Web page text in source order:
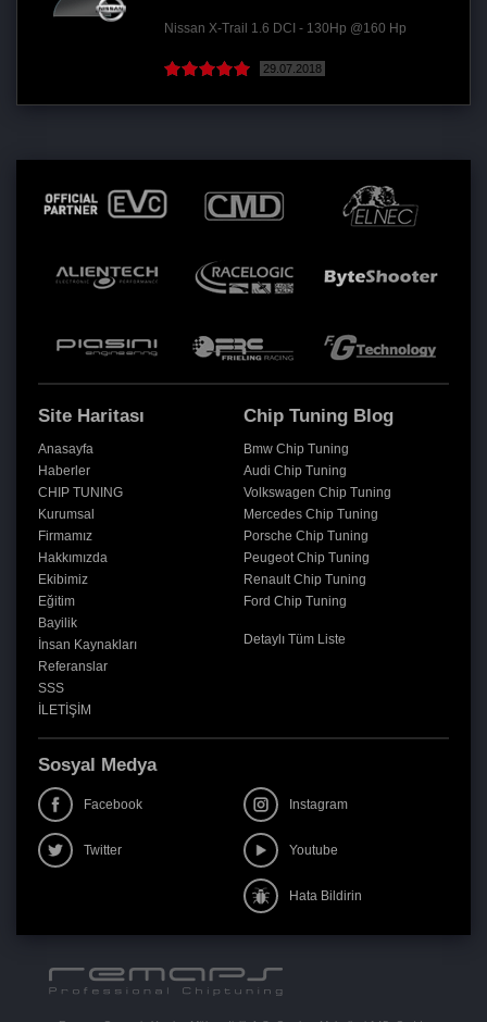
Nissan X-Trail 1.6 DCI - 130Hp @160 Hp
29.07.2018
Site Haritası
Anasayfa
Haberler
CHIP TUNING
Kurumsal
Firmamız
Hakkımızda
Ekibimiz
Eğitim
Bayilik
İnsan Kaynakları
Referanslar
SSS
İLETİŞİM
Chip Tuning Blog
Bmw Chip Tuning
Audi Chip Tuning
Volkswagen Chip Tuning
Mercedes Chip Tuning
Porsche Chip Tuning
Peugeot Chip Tuning
Renault Chip Tuning
Ford Chip Tuning
Detaylı Tüm Liste
Sosyal Medya
Facebook Instagram
Twitter Youtube
Hata Bildirin